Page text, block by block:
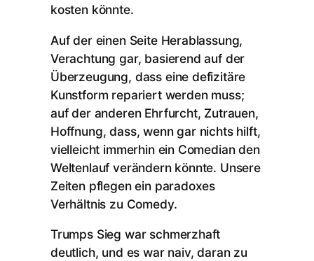
kosten könnte.
Auf der einen Seite Herablassung,
Verachtung gar, basierend auf der
Überzeugung, dass eine defizitäre
Kunstform repariert werden muss;
auf der anderen Ehrfurcht, Zutrauen,
Hoffnung, dass, wenn gar nichts hilft,
vielleicht immerhin ein Comedian den
Weltenlauf verändern könnte. Unsere
Zeiten pflegen ein paradoxes
Verhältnis zu Comedy.
Trumps Sieg war schmerzhaft
deutlich, und es war naiv, daran zu